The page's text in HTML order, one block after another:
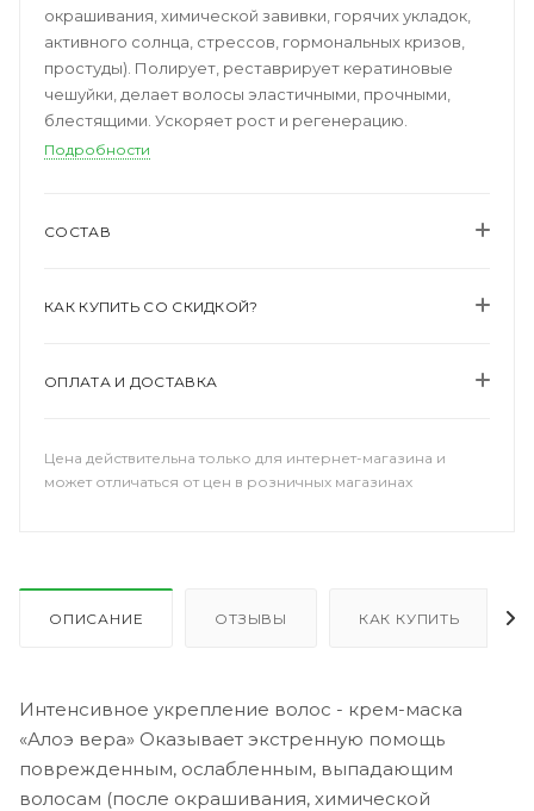
окрашивания, химической завивки, горячих укладок,
активного солнца, стрессов, гормональных кризов,
простуды). Полирует, реставрирует кератиновые
чешуйки, делает волосы эластичными, прочными,
блестящими. Ускоряет рост и регенерацию.
Подробности
СОСТАВ
КАК КУПИТЬ СО СКИДКОЙ?
ОПЛАТА И ДОСТАВКА
Цена действительна только для интернет-магазина и
может отличаться от цен в розничных магазинах
ОПИСАНИЕ ОТЗЫВЫ КАК КУПИТЬ
Интенсивное укрепление волос - крем-маска
«Алоэ вера» Оказывает экстренную помощь
поврежденным, ослабленным, выпадающим
волосам (после окрашивания, химической